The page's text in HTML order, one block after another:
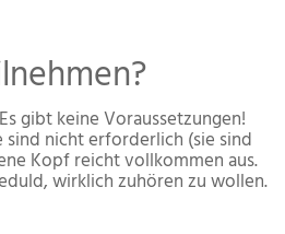
gibt keine Voraussetzungen!
sind nicht erforderlich (sie sind
Kopf reicht vollkommen aus.
wirklich zuhören zu wollen.